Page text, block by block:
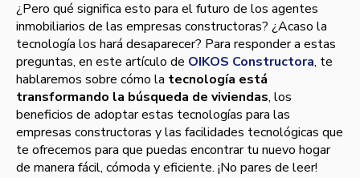
¿Pero qué significa esto para el futuro de los agentes
inmobiliarios de las empresas constructoras? ¿Acaso la
tecnología los hará desaparecer? Para responder a estas
preguntas, en este artículo de OIKOS Constructora, te
hablaremos sobre cómo la tecnología está
transformando la búsqueda de viviendas, los
beneficios de adoptar estas tecnologías para las
empresas constructoras y las facilidades tecnológicas que
te ofrecemos para que puedas encontrar tu nuevo hogar
de manera fácil, cómoda y eficiente. ¡No pares de leer!